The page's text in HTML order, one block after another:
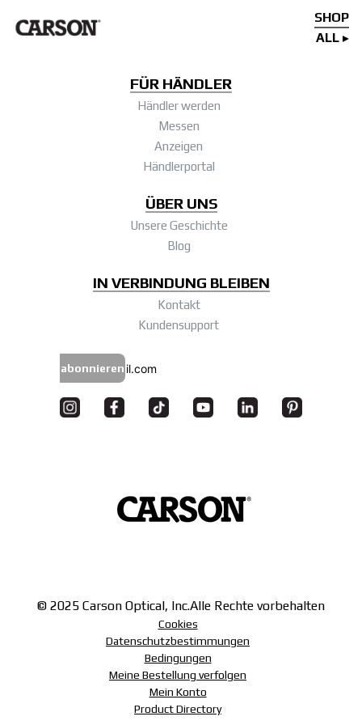
SHOP
ALL
FÜR HÄNDLER
Händler werden
Messen
Anzeigen
Händlerportal
ÜBER UNS
Unsere Geschichte
Blog
IN VERBINDUNG BLEIBEN
Kontakt
Kundensupport
abonnieren
© 2025 Carson Optical, Inc.Alle Rechte vorbehalten
Cookies
Datenschutzbestimmungen
Bedingungen
Meine Bestellung verfolgen
Mein Konto
Product Directory